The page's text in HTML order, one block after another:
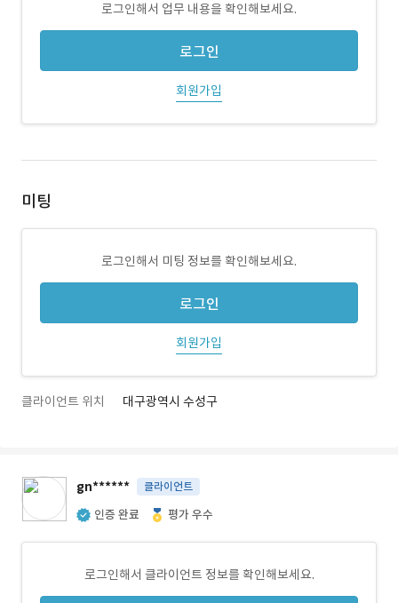
로그인해서 업무 내용을 확인해보세요.
로그인
회원가입
미팅
로그인해서 미팅 정보를 확인해보세요.
로그인
회원가입
클라이언트 위치 대구광역시 수성구
gn****** 클라이언트
인증 완료 평가 우수
로그인해서 클라이언트 정보를 확인해보세요.